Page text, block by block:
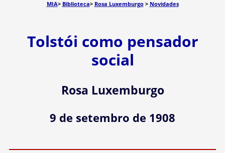
MIA> Biblioteca> Rosa Luxemburgo> Novidades
Tolstói como pensador
social
Rosa Luxemburgo
9 de setembro de 1908